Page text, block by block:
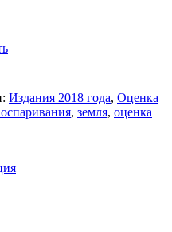
Издания 2018 года, Оценка
, земля, оценка